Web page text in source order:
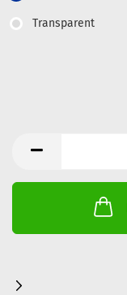
Transparent